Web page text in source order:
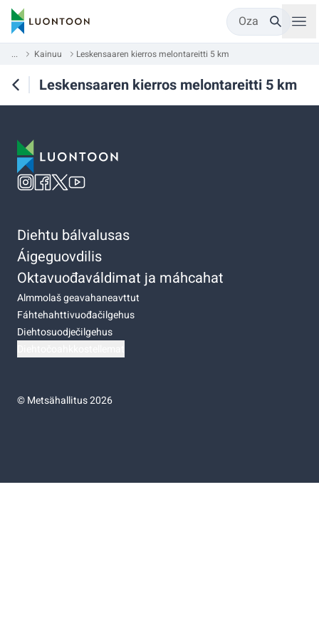
Oza
... Kainuu Leskensaaren kierros melontareitti 5 km
Leskensaaren kierros melontareitti 5 km
Diehtu bálvalusas
Áigeguovdilis
Oktavuođaváldimat ja máhcahat
Almmolaš geavahaneavttut
Fáhtehahttivuođačilgehus
Diehtosuodječilgehus
©Metsähallitus 2026